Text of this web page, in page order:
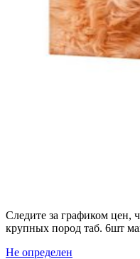
Следите за графиком цен,
крупных пород таб. 6шт
Не определен